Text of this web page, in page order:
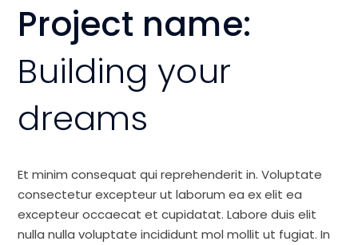
Project name:
Building your
dreams
Et minim consequat qui reprehenderit in. Voluptate
consectetur excepteur ut laborum ea ex elit ea
excepteur occaecat et cupidatat. Labore duis elit
nulla nulla voluptate incididunt mol mollit ut fugiat. In